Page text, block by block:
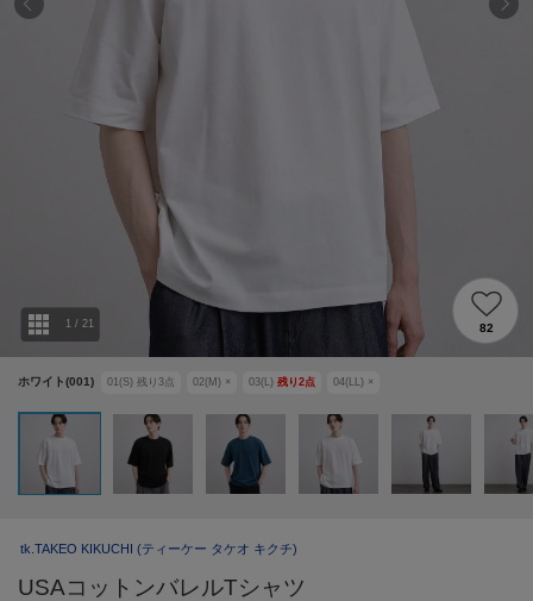
ホワイト(001) 01(S) 残り 3点 02(M) × 03(L) 残り 2点 04(LL) ×
1 / 21 82
tk.TAKEO KIKUCHI (ティーケー タケオ キクチ)
USAコットンバレルTシャツ